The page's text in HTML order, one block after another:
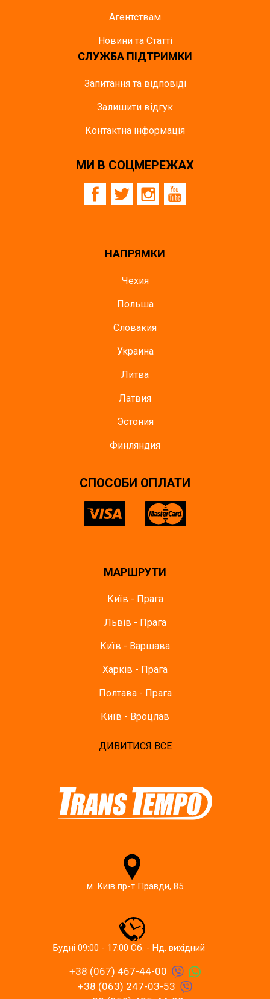
Агентствам
Новини та Статті
СЛУЖБА ПІДТРИМКИ
Запитання та відповіді
Залишити відгук
Контактна інформація
МИ В СОЦМЕРЕЖАХ
НАПРЯМКИ
Чехия
Польша
Словакия
Украина
Литва
Латвия
Эстония
Финляндия
СПОСОБИ ОПЛАТИ
МАРШРУТИ
Київ - Прага
Львів - Прага
Київ - Варшава
Харків - Прага
Полтава - Прага
Київ - Вроцлав
ДИВИТИСЯ ВСЕ
м. Київ пр-т Правди, 85
Будні 09:00 - 17:00 Сб. - Нд. вихідний
+38 (067) 467-44-00
+38 (063) 247-03-53